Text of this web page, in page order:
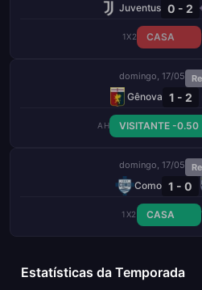
Juventus 0 - 2
1X2 CASA
domingo, 17/05
Gênova 1 - 2
AH VISITANTE -0.50
domingo, 17/05
Como 1 - 0
1X2 CASA
Estatísticas da Temporada